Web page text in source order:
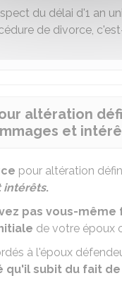
du délai d'1 an
de divorce,
altération
et
pour altération
intérêts.
pas vous-
de votre époux
à l'époux
subit du fait